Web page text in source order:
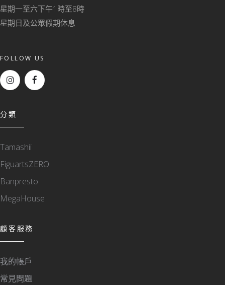
星期一至六下午1時至8時
星期日及公眾假期休息
FOLLOW US
分類
Tamashii
FiguartsZERO
Banpresto
MegaHouse
顧客服務
我的帳戶
常見問題